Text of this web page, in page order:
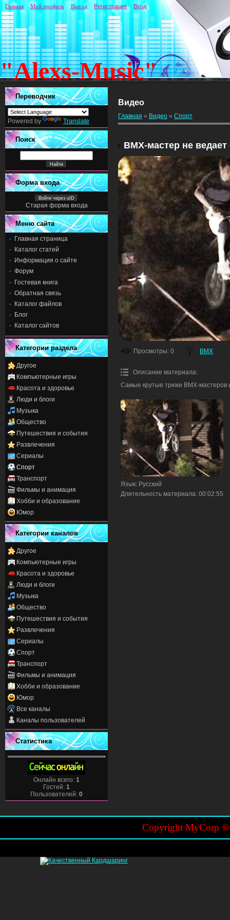
"Alexs-Music"
Главная Мой профиль Выход Регистрация Вход
Переводчик
Powered by Translate
Поиск
Форма входа
Войти через uID
Старая форма входа
Меню сайта
Главная страница
Каталог статей
Информация о сайте
Форум
Гостевая книга
Обратная связь
Каталог файлов
Блог
Каталог сайтов
Категории раздела
Другое
Компьютерные игры
Красота и здоровье
Люди и блоги
Музыка
Общество
Путешествия и события
Развлечения
Сериалы
Спорт
Транспорт
Фильмы и анимация
Хобби и образование
Юмор
Категории каналов
Другое
Компьютерные игры
Красота и здоровье
Люди и блоги
Музыка
Общество
Путешествия и события
Развлечения
Сериалы
Спорт
Транспорт
Фильмы и анимация
Хобби и образование
Юмор
Все каналы
Каналы пользователей
Статистика
Онлайн всего: 1
Гостей: 1
Пользователей: 0
Видео
Главная » Видео » Спорт
BMX-мастер не ведает
Просмотры: 0 BMX
Описание материала:
Самые крутые трюки BMX-
Язык: Русский
Длительность материала: 00:02:55
Copyright MyCorp